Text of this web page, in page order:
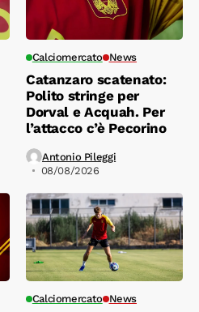
Calciomercato News
Catanzaro scatenato:
Polito stringe per
Dorval e Acquah. Per
l’attacco c’è Pecorino
Antonio Pileggi
08/08/2026
Calciomercato News